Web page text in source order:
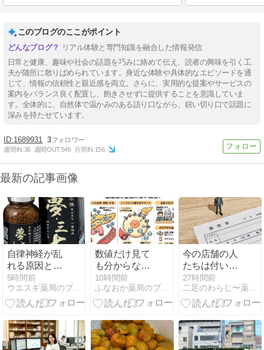
このブログのここがポイント
リアル体験と専門知識を融合した情報発信
日常と健康、趣味や社会の話題を巧みに絡めて伝え、読者の興味を引く工
夫が随所に散りばめられています。身近な体験や具体的なエピソードを通
じて、情報の信頼性と親近感を両立。さらに、実用的な提案やサービスの
案内をバランス良く配置し、飽きさせずに提供することを意識していま
す。全体的に、自然体で温かみのある語り口ながら、鋭い切り口で話題に
深みを持たせています。
1689931 3
週間IN:36 週間OUT:546 月間IN:156
最新の記事画像
自律神経が乱
れる原因と
は？現代人に
増えている不
調と整えるた
慣・漢方の考
え方
5時間前
ウエスギ薬局のブログ
数値だけ見て
も分からな
い！糖尿病と
【亜鉛】の意
外な関係と、
のカウンセリ
ング
10時間前
ふなおか薬局のブタ店長ブログ
今の店舗の人
たちは付いて
来てくれます
か？
27時間前
二足のわらじ〜薬剤師×キャリアコンサルタント〜